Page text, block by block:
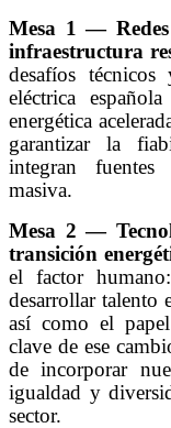
Mesa 1 —
infraestructura
desafíos
eléctrica
energética
garantizar la
integran fuentes
masiva.
Mesa 2 —
transición
el factor
desarrollar talento
así como el
clave de ese
de incorporar
igualdad y
sector.